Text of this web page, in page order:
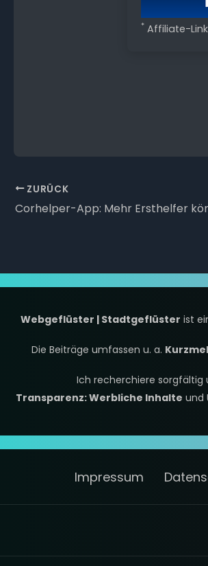
* Affiliate-
ZURÜCK
Corhelper-App: Mehr Ersthelfer
Webgeflüster | Stadtgeflüster ist
Die Beiträge umfassen u. a.
Ich recherchiere sorgfältig
Transparenz: Werbliche Inhalte und
Impressum